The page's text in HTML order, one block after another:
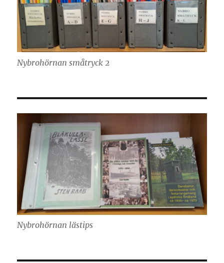
Nybrohörnan småtryck 2
Nybrohörnan lästips